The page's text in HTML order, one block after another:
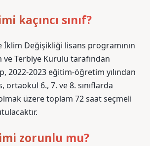
kaçıncı sınıf?
İklim Değişikliği lisans programının
ve Terbiye Kurulu tarafından
2022-2023 eğitim-öğretim yılından
ortaokul 6., 7. ve 8. sınıflarda
üzere toplam 72 saat seçmeli
zorunlu mu?